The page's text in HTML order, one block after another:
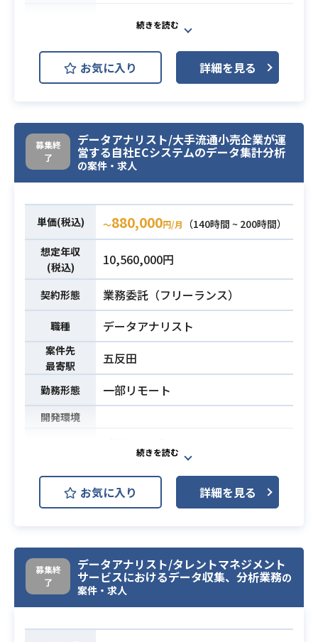
必須スキル
以上（シニアレベル）
・事業やプロダクトをグロースさせ
でも数百万以上、もしくはそれに近
い規模での経験
・SQL運用能力
・スプレッドシート、LookerStudio
等によるダッシュボード構築能力
・基礎的な統計的知識と運用能力
・3年程度継続して対応されている案
件が直近3案件以内にあり、基本的に
は1年以上継続して案件を継続されて
大手日用品メーカーでの横断データ
活用マネジメントをお願いします。
詳しい業務詳細はご面談にてお話を
させていただきます。
お気に入り 詳細を見る
募集終
了
データアナリスト/大手流通小売企業が運
営する自社ECシステムのデータ集計分析
の案件・求人
単価(税込) 〜880,000円/月
（140時間 ~ 200時間）
想定年収
(税込)
10,560,000円
契約形態 業務委託（フリーランス）
職種 データアナリスト
案件先
最寄駅
五反田
勤務形態 一部リモート
開発環境
業務内容
【業務内容】
小売流通業界の大手企業が自社開発
するEC管理システムのプロダクトグ
ロースとして、GAアクセスログを中
提案(設計)を担当していただきます。
また、データのモニタリングを通じ
たプロダクトの継続的なグロース改
善や、プロダクトのフェーズに応じ
お気に入り 詳細を見る
募集終
了
データアナリスト/タレントマネジメント
サービスにおけるデータ収集、分析業務の
案件・求人